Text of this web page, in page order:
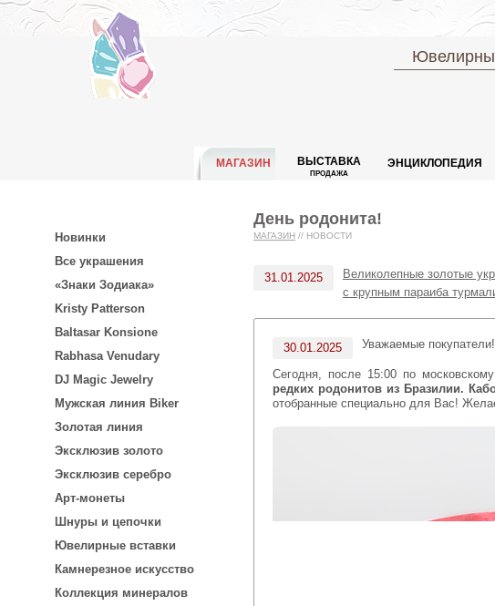
МАГАЗИН ВЫСТАВКА
ПРОДАЖА
ЭНЦИКЛОПЕДИЯ
Новинки
Все украшения
«Знаки Зодиака»
Kristy Patterson
Baltasar Konsione
Rabhasa Venudary
DJ Magic Jewelry
Мужская линия Biker
Золотая линия
Эксклюзив золото
Эксклюзив серебро
Арт-монеты
Шнуры и цепочки
Ювелирные вставки
Камнерезное искусство
Коллекция минералов
День родонита!
МАГАЗИН // НОВОСТИ
31.01.2025
Великолепные золотые
с крупным параиба
30.01.2025 Уважаемые покупатели!
Сегодня, после 15:00 по
редких родонитов из Бразилии.
отобранные специально для Вас!